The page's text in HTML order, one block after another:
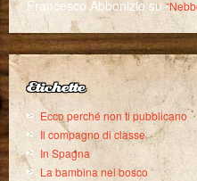
Francesco Abbonizio su
Etichette
Ecco perché non ti pubblicano
Il compagno di classe
In Spagna
La bambina nel bosco